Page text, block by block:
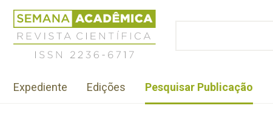
Jump
navigation
Revista
Científica
Semana
Acadêmica
2236-
Menu
institutional
Expediente Edições Pesquisar Publicação